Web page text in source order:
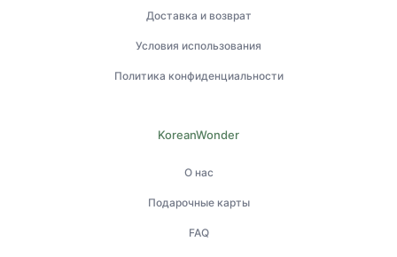
Доставка и возврат
Условия использования
Политика конфиденциальности
KoreanWonder
О нас
Подарочные карты
FAQ